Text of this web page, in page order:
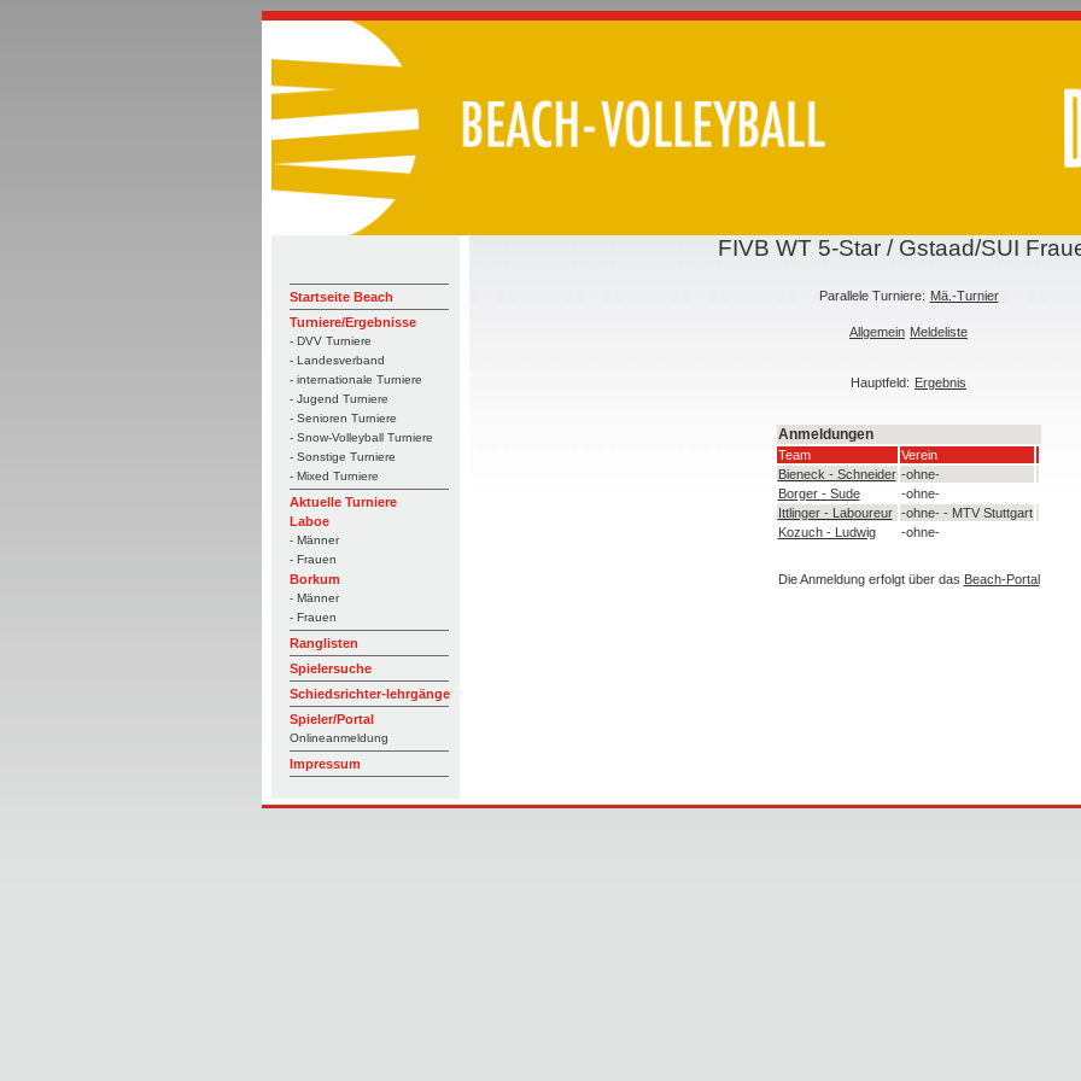
Startseite Beach
Turniere/Ergebnisse
- DVV Turniere
- Landesverband
- internationale Turniere
- Jugend Turniere
- Senioren Turniere
- Snow-Volleyball Turniere
- Sonstige Turniere
- Mixed Turniere
Aktuelle Turniere
Laboe
- Männer
- Frauen
Borkum
- Männer
- Frauen
Ranglisten
Spielersuche
Schiedsrichter-lehrgänge
Spieler/Portal
Onlineanmeldung
Impressum
FIVB WT 5-Star / Gstaad/SUI
Parallele Turniere: Mä.-Turnier
Allgemein Meldeliste
Hauptfeld: Ergebnis
Anmeldungen
Team
Verein
Bieneck - Schneider -ohne-
Borger - Sude
-ohne-
Ittlinger - Laboureur
-ohne- - MTV Stuttgart
Kozuch - Ludwig
-ohne-
Die Anmeldung erfolgt über das Beach-Portal